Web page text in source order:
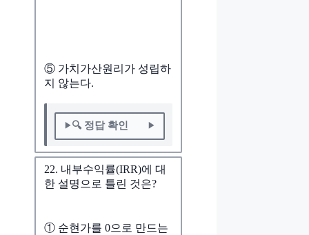
⑤ 가치가산원리가 성립하
지 않는다.
🔍 정답 확인
22. 내부수익률(IRR)에 대
한 설명으로 틀린 것은?
① 순현가를 0으로 만드는